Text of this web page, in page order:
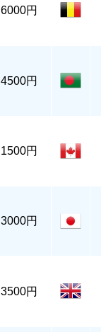
6000円
4500円
1500円
3000円
3500円